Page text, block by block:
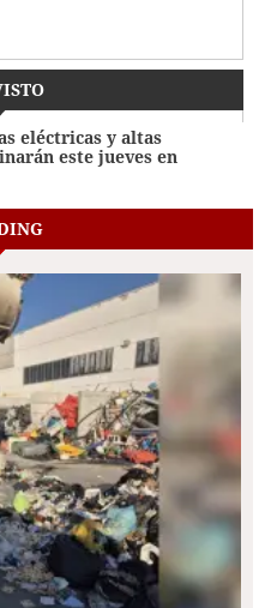
eléctricas y altas
este jueves en